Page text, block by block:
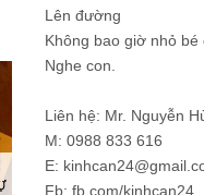
Lên đường
Không bao giờ nhỏ bé
Nghe con.
Liên hệ: Mr. Nguyễn
M: 0988 833 616
E:
Fb: fb.com/kinhcan24